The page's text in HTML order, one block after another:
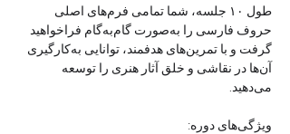
طول ۱۰ جلسه، شما تمامی فرم‌های اصلی
حروف فارسی را به‌صورت گام‌به‌گام فراخواهید
گرفت و با تمرین‌های هدفمند، توانایی به‌کارگیری
آن‌ها در نقاشی و خلق آثار هنری را توسعه
می‌دهید.
ویژگی‌های دوره: